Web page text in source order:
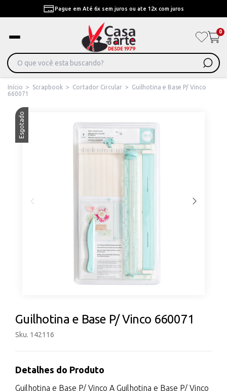
Pague em Até 6x sem juros ou ate 12x com juros
0
Início > Scrapbook > Cortador Circular >
Guilhotina e Base P/ Vinco
660071
Esgotado
Guilhotina e Base P/ Vinco 660071
Sku. 142116
Detalhes do Produto
Guilhotina e Base P/ Vinco A Guilhotina e Base P/ Vinco